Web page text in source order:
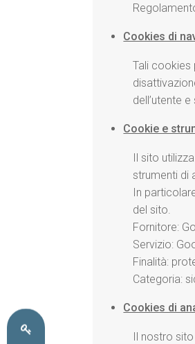
Cookies di
Tali cookies
dell’utente
Cookie e
Il sito
strumenti di
In
del sito.
Fornitore:
Servizio:
Finalità:
Categoria:
Cookies di
Il nostro